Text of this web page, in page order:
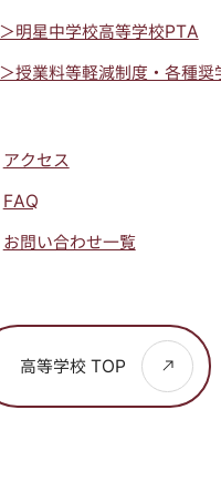
＞明星中学校高等学校PTA
＞授業料等軽減制度・各種奨
アクセス
FAQ
お問い合わせ一覧
高等学校 TOP